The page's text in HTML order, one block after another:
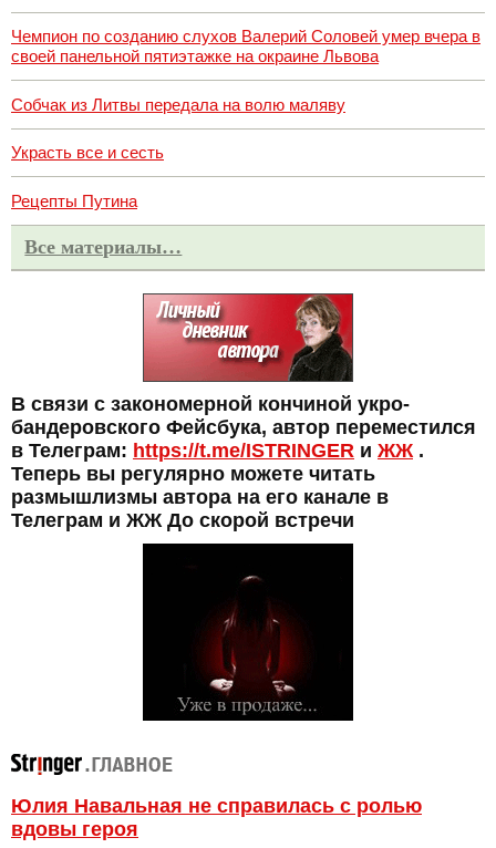
Чемпион по созданию слухов Валерий Соловей умер вчера в
своей панельной пятиэтажке на окраине Львова
Собчак из Литвы передала на волю маляву
Украсть все и сесть
Рецепты Путина
Все материалы…
В связи с закономерной кончиной укро-
бандеровского Фейсбука, автор переместился
в Телеграм: https://t.me/ISTRINGER и ЖЖ.
Теперь вы регулярно можете читать
размышлизмы автора на его канале в
Телеграм и ЖЖ До скорой встречи
Юлия Навальная не справилась с ролью
вдовы героя